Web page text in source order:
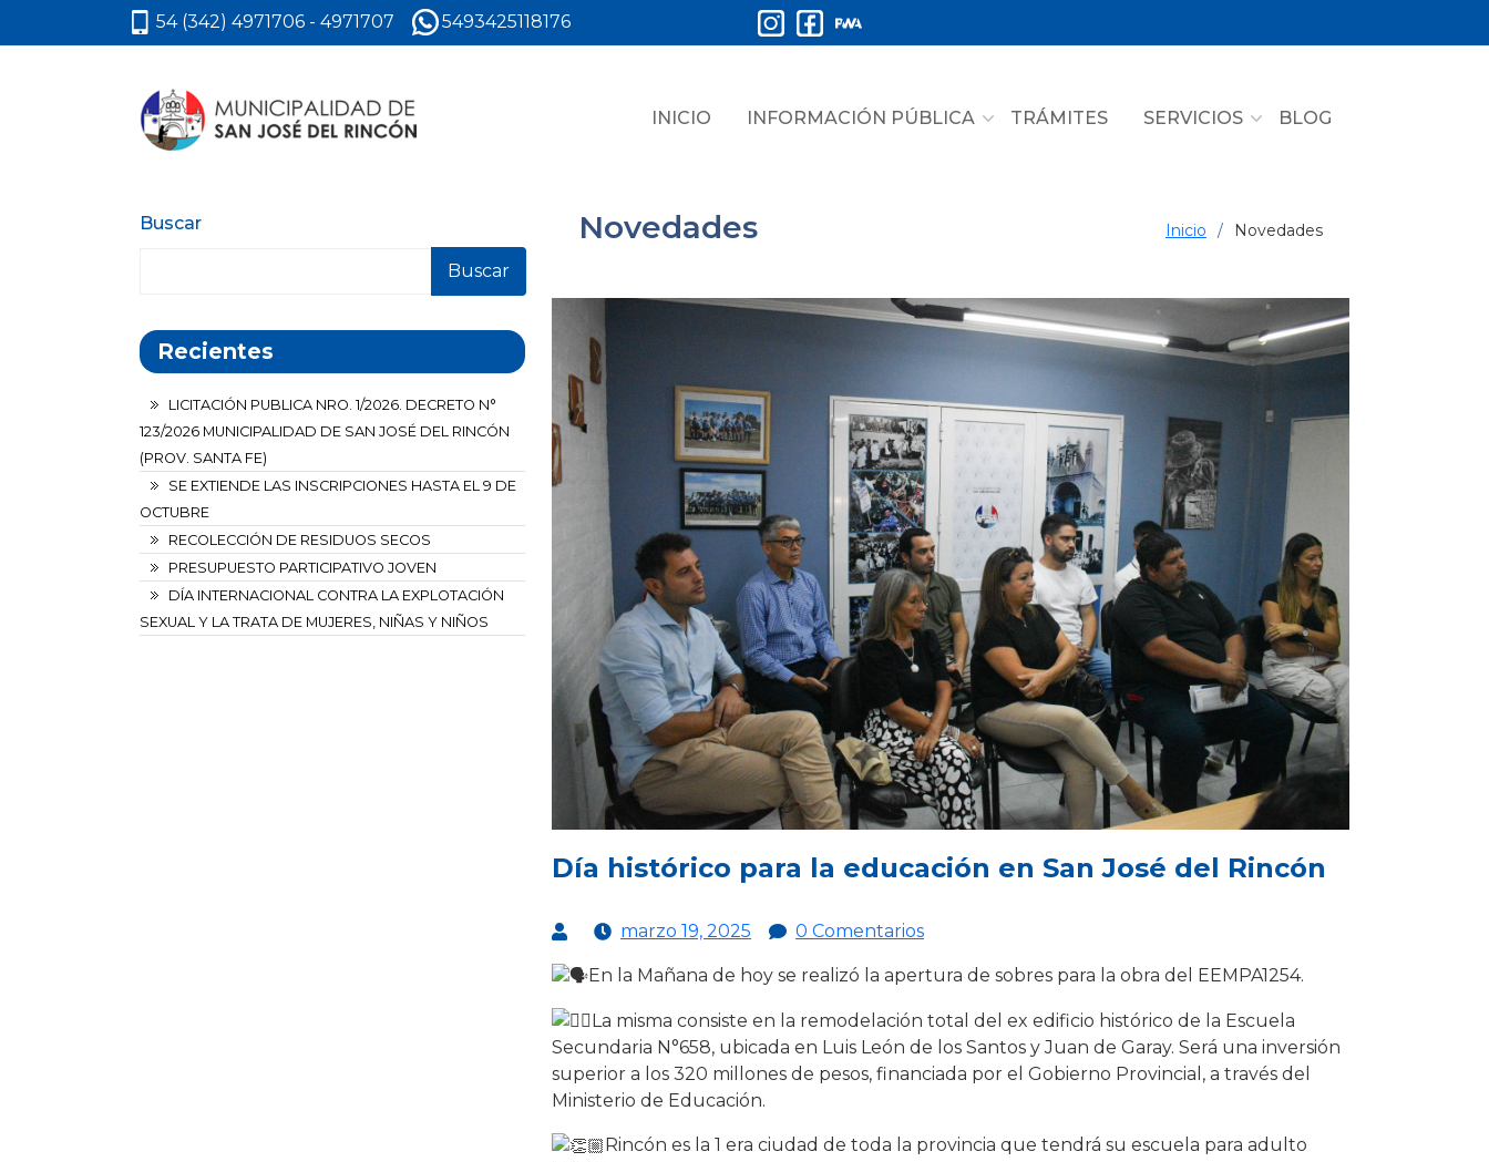
54 (342) 4971706 - 4971707 5493425118176
INICIO INFORMACIÓN PÚBLICA TRÁMITES SERVICIOS BLOG
Buscar
Buscar
Recientes
LICITACIÓN PUBLICA NRO. 1/2026. DECRETO N°
123/2026 MUNICIPALIDAD DE SAN JOSÉ DEL RINCÓN
(PROV. SANTA FE)
SE EXTIENDE LAS INSCRIPCIONES HASTA EL 9 DE
OCTUBRE
RECOLECCIÓN DE RESIDUOS SECOS
PRESUPUESTO PARTICIPATIVO JOVEN
DÍA INTERNACIONAL CONTRA LA EXPLOTACIÓN
SEXUAL Y LA TRATA DE MUJERES, NIÑAS Y NIÑOS
Novedades Inicio Novedades
Día histórico para la educación en San José del Rincón
marzo 19, 2025 0 Comentarios
En la Mañana de hoy se realizó la apertura de sobres para la obra del EEMPA1254.
La misma consiste en la remodelación total del ex edificio histórico de la Escuela
Secundaria N°658, ubicada en Luis León de los Santos y Juan de Garay. Será una inversión
superior a los 320 millones de pesos, financiada por el Gobierno Provincial, a través del
Ministerio de Educación.
Rincón es la 1 era ciudad de toda la provincia que tendrá su escuela para adulto